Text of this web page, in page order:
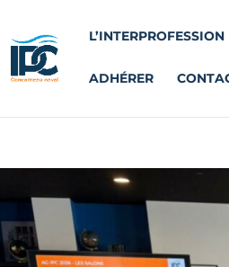
L’INTERPROFESSION
ADHÉRER